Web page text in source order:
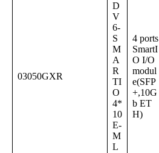
03050GXR
D
V
6-
S
M
A
R
TI
O
4*
10
E-
M
L
4 ports
SmartI
O I/O
modul
e(SFP
+,10G
b ET
H)